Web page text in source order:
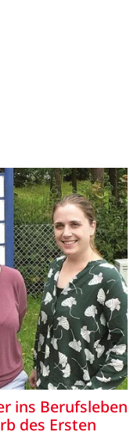
ins Berufsleben
des Ersten